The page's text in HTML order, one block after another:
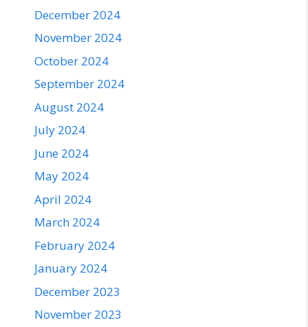
December 2024
November 2024
October 2024
September 2024
August 2024
July 2024
June 2024
May 2024
April 2024
March 2024
February 2024
January 2024
December 2023
November 2023